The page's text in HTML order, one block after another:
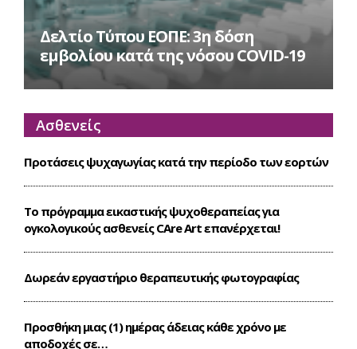
Δελτίο Τύπου ΕΟΠΕ: 3η δόση
εμβολίου κατά της νόσου COVID-19
Ασθενείς
Προτάσεις ψυχαγωγίας κατά την περίοδο των εορτών
Το πρόγραμμα εικαστικής ψυχοθεραπείας για
ογκολογικούς ασθενείς CΑre Art επανέρχεται!
Δωρεάν εργαστήριο θεραπευτικής φωτογραφίας
Προσθήκη μιας (1) ημέρας άδειας κάθε χρόνο με
αποδοχές σε…